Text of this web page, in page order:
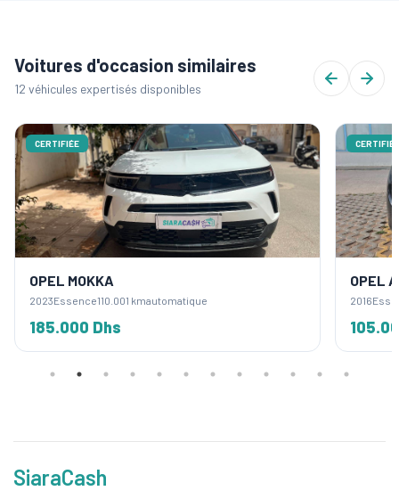
Voitures d'occasion similaires
12 véhicules expertisés disponibles
CERTIFIÉE
OPEL MOKKA
2023Essence110.001 kmautomatique
185.000 Dhs
CERTIFIÉE
OPEL
2016
SiaraCash